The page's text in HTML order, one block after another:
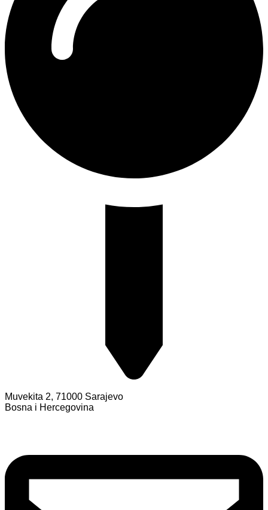
Muvekita 2, 71000 Sarajevo
Bosna i Hercegovina